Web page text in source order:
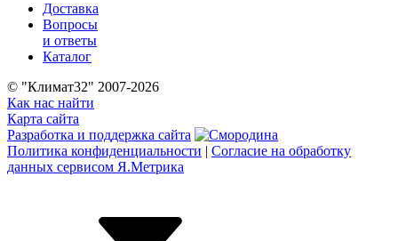
Доставка
Вопросы
и ответы
Каталог
© "Климат32" 2007-2026
Как нас найти
Карта сайта
Разработка и поддержка сайта
Политика конфиденциальности | Согласие на обработку
данных сервисом Я.Метрика